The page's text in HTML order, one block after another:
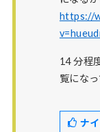
https://
14 分程
覧になっ
ナ